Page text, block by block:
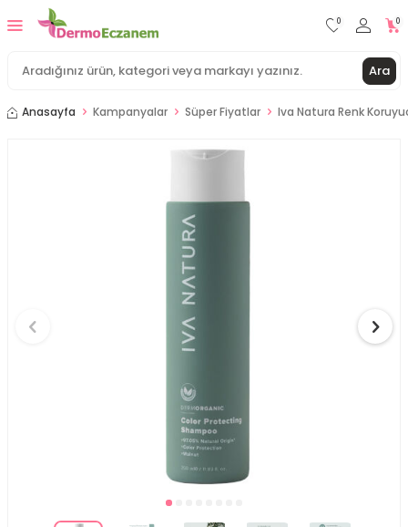
Ara
0 0
Anasayfa Kampanyalar Süper Fiyatlar Iva Natura Renk